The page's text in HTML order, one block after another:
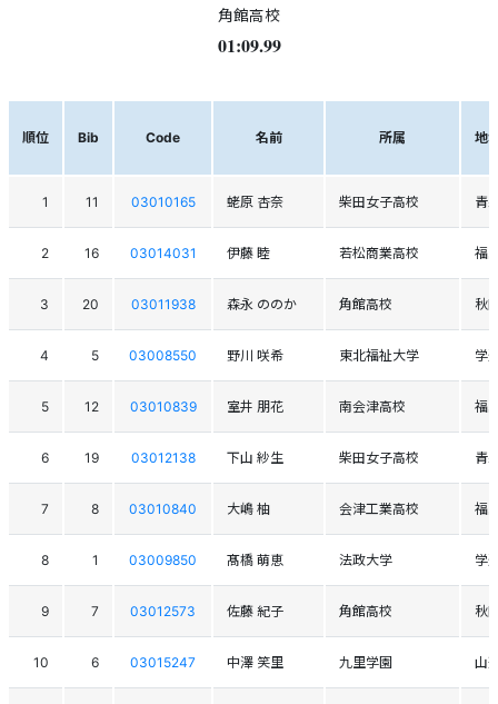
角館高校
01:09.99
順位 Bib Code 名前 所属 地
1 11 03010165 蛯原 杏奈 柴田女子高校 青
2 16 03014031 伊藤 睦 若松商業高校 福
3 20 03011938 森永 ののか 角館高校 秋
4 5 03008550 野川 咲希 東北福祉大学 学
5 12 03010839 室井 朋花 南会津高校 福
6 19 03012138 下山 紗生 柴田女子高校 青
7 8 03010840 大嶋 柚 会津工業高校 福
8 1 03009850 髙橋 萌恵 法政大学 学
9 7 03012573 佐藤 紀子 角館高校 秋
10 6 03015247 中澤 笑里 九里学園 山